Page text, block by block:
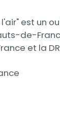
l'air" est
de-
et la